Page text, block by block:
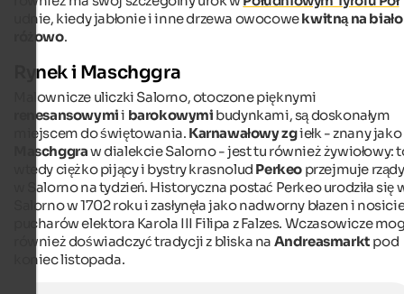
udnie, kiedy jabłonie i inne drzewa owocowekwitną na
różowo.
Rynek i Maschggra
Malownicze uliczki Salorno, otoczone pięknymi
renesansowymii barokowymi budynkami, są doskonałym
miejscem do świętowania. Karnawałowy zgiełk - znany jako
Maschggraw dialekcie Salorno - jest tu również żywiołowy:
wtedy ciężko pijący i bystry krasnolud Perkeo przejmuje rządy
w Salorno na tydzień. Historyczna postać Perkeo urodziła się
Salorno w 1702 roku i zasłynęła jako nadworny błazen i
pucharów elektora Karola III Filipa z Falzes. Wczasowicze
również doświadczyć tradycji z bliska na Andreasmarkt pod
koniec listopada.